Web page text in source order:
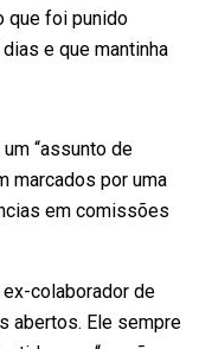
que foi punido
e que mantinha
“assunto de
marcados por uma
em comissões
colaborador de
abertos. Ele sempre